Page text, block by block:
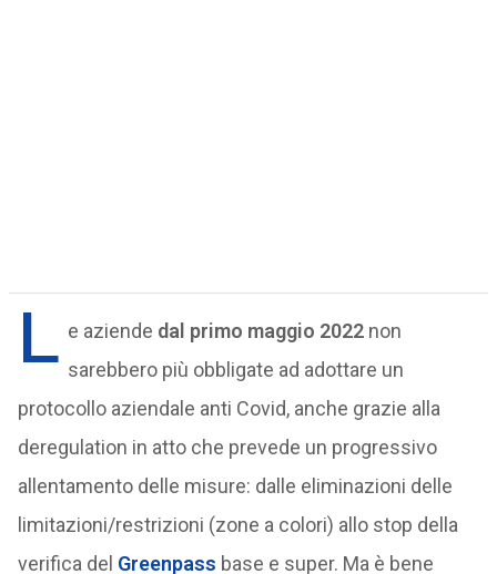
L e aziende dal primo maggio 2022non
sarebbero più obbligate ad adottare un
protocollo aziendale anti Covid, anche grazie alla
deregulation in atto che prevede un progressivo
allentamento delle misure: dalle eliminazioni delle
limitazioni/restrizioni (zone a colori) allo stop della
verifica del Greenpass base e super. Ma è bene